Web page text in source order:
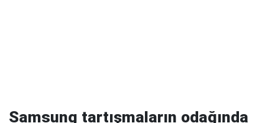
Samsung tartışmaların odağında